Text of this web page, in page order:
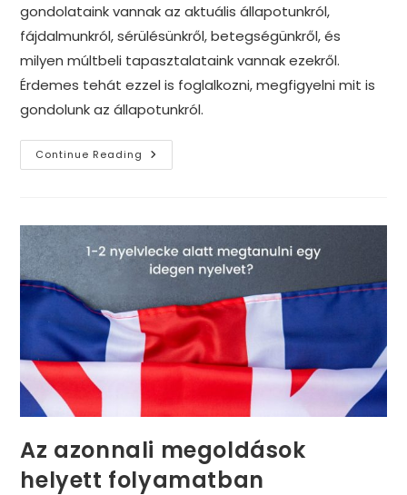
gondolataink vannak az aktuális állapotunkról,
fájdalmunkról, sérülésünkről, betegségünkről, és
milyen múltbeli tapasztalataink vannak ezekről.
Érdemes tehát ezzel is foglalkozni, megfigyelni mit is
gondolunk az állapotunkról.
Continue Reading A
Gerincfájdalom
Az azonnali megoldások
helyett folyamatban